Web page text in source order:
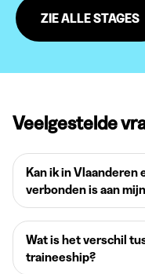
ZIE ALLE STAGES
Veelgestelde
Kan ik in Vlaanderen
verbonden is aan
Wat is het verschil
traineeship?